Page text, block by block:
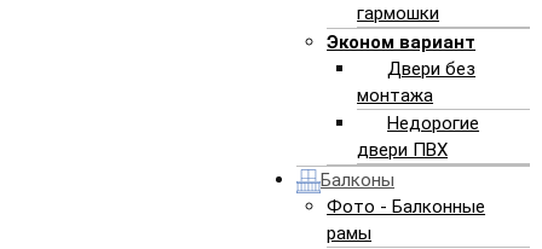
гармошки
Эконом вариант
Двери без
монтажа
Недорогие
двери ПВХ
Балконы
Фото - Балконные
рамы